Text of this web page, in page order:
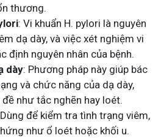
thương.
: Vi khuẩn H. pylori là nguyên
dạ dày, và việc xét nghiệm vi
định nguyên nhân của bệnh.
dày: Phương pháp này giúp bác
và chức năng của dạ dày,
như tắc nghẽn hay loét.
để kiểm tra tình trạng viêm,
như ổ loét hoặc khối u.